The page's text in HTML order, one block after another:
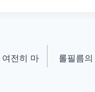
전히 마
롤필름